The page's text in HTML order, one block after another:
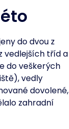
do dvou z
vedlejších tříd a
do veškerých
vedly
dovolené,
zahradní